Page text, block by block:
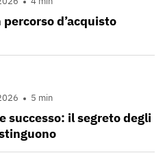
d’acquisto
5 min
successo: il segreto degli